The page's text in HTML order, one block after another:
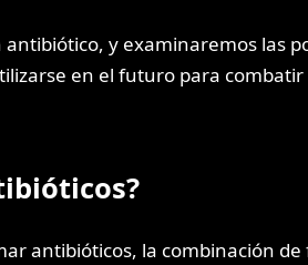
y examinaremos las
en el futuro para
antibióticos, la combinación